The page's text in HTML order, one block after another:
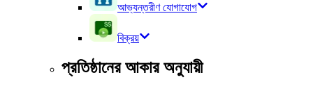
আভ্যন্তরীণ যোগাযোগ
বিক্রয়
প্রতিষ্ঠানের আকার অনুযায়ী